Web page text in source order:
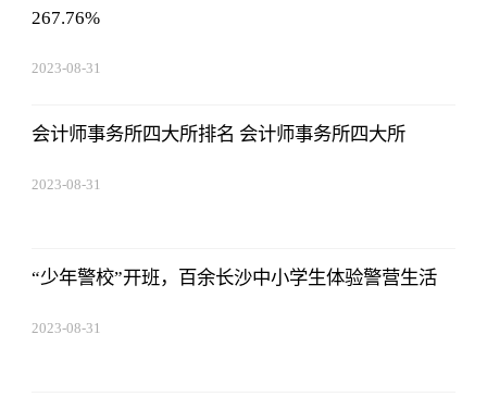
267.76%
2023-08-31
会计师事务所四大所排名 会计师事务所四大所
2023-08-31
“少年警校”开班，百余长沙中小学生体验警营生活
2023-08-31